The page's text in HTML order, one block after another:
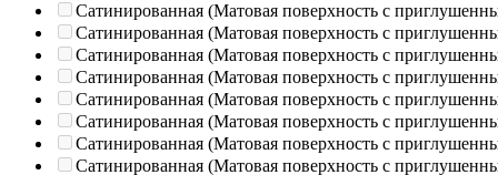
Сатинированная (Матовая поверхность с
Сатинированная (Матовая поверхность с
Сатинированная (Матовая поверхность с
Сатинированная (Матовая поверхность с
Сатинированная (Матовая поверхность с
Сатинированная (Матовая поверхность с
Сатинированная (Матовая поверхность с
Сатинированная (Матовая поверхность с